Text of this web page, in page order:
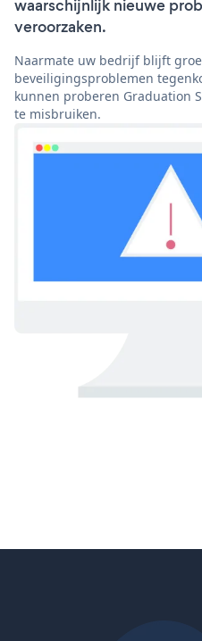
waarschijnlijk nieuwe
veroorzaken.
Naarmate uw bedrijf blijft
beveiligingsproblemen
kunnen proberen Graduation
te misbruiken.